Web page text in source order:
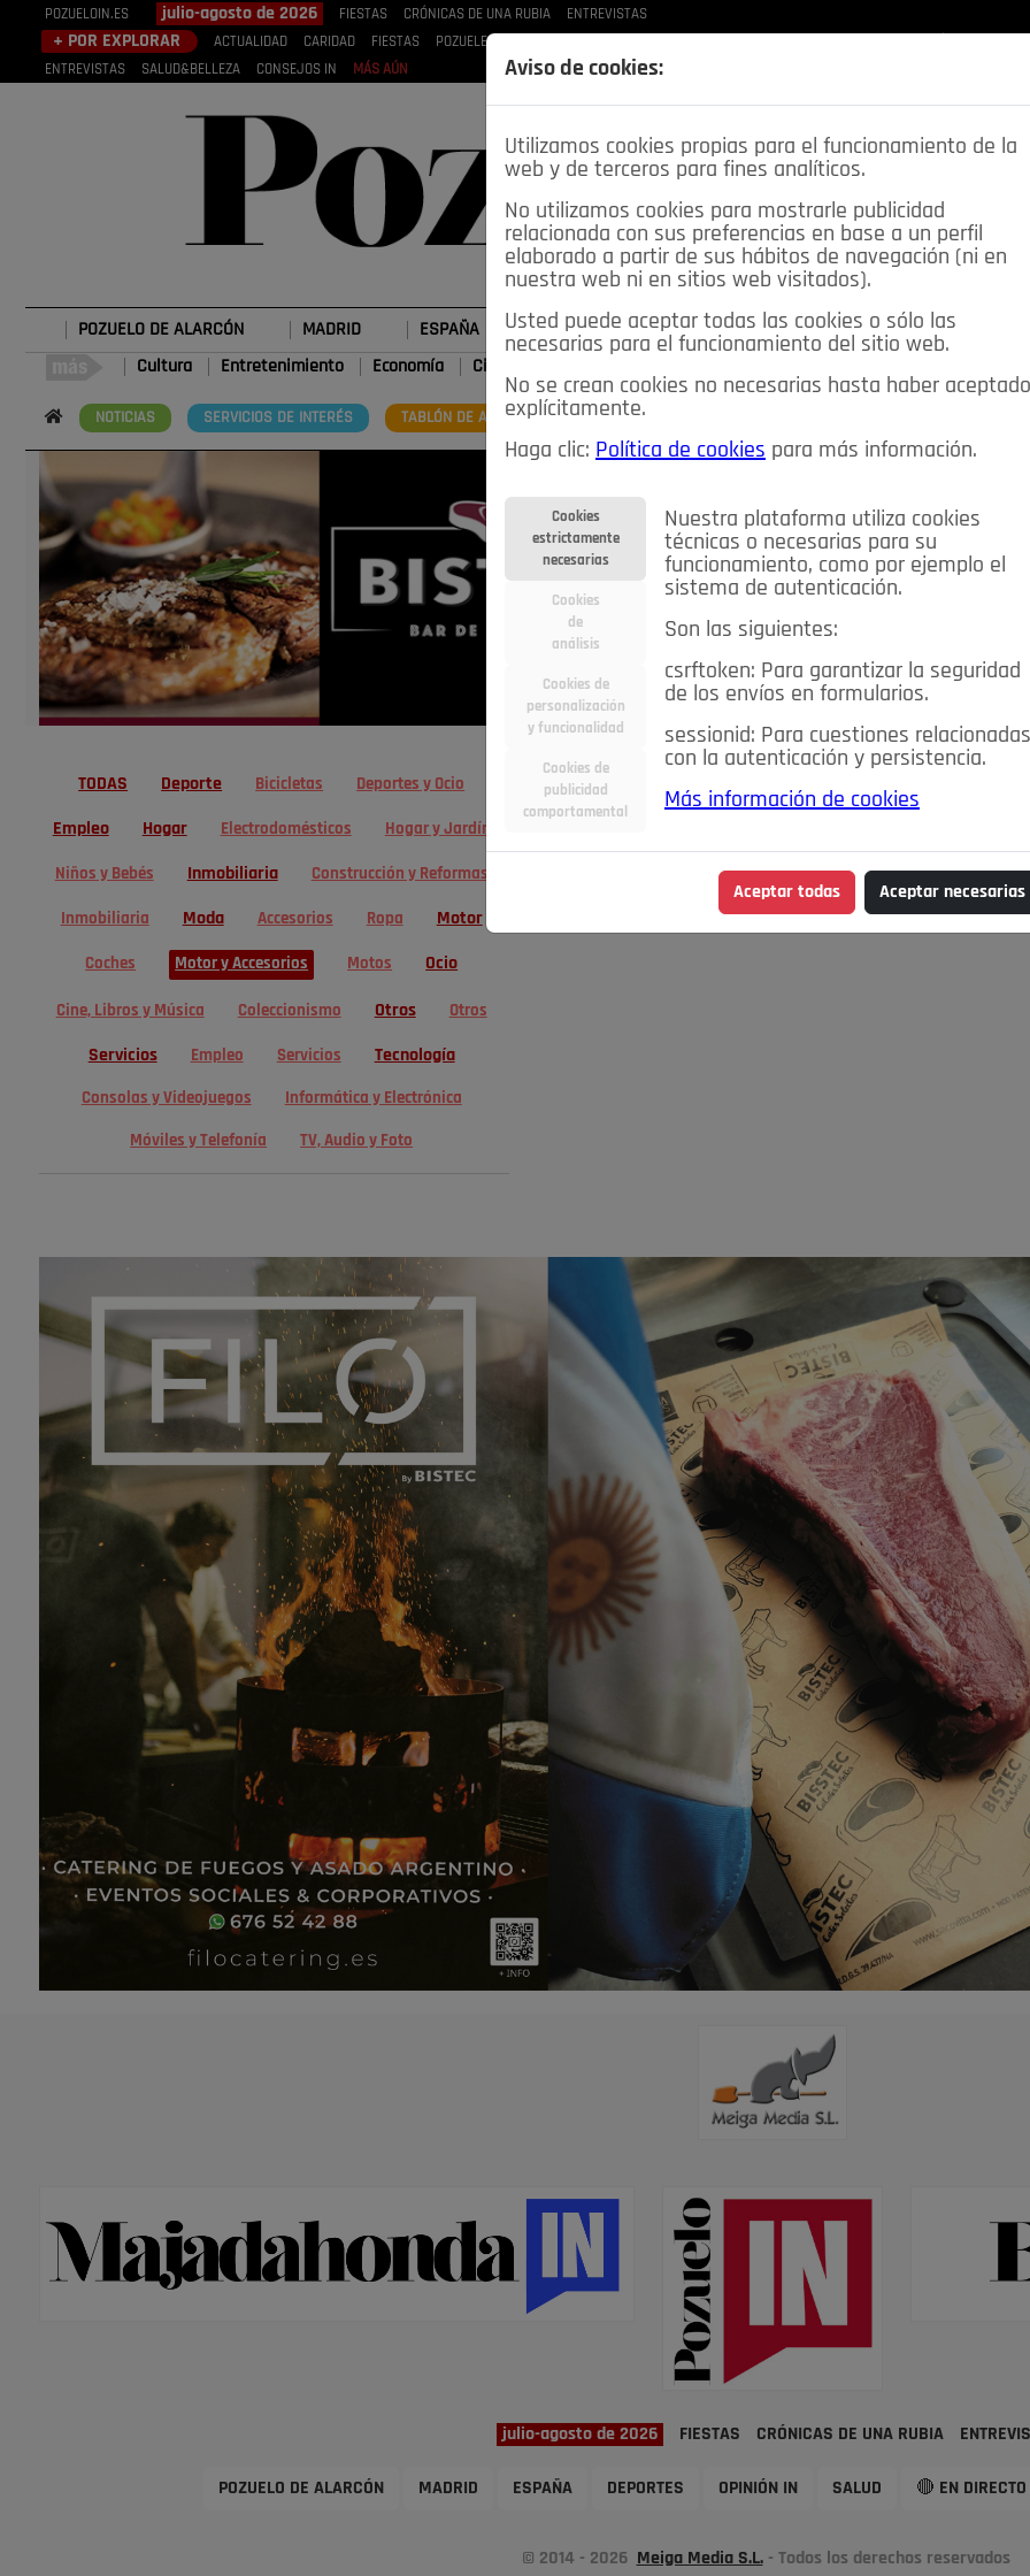
POZUELOIN.ES julio-agosto de 2026 FIESTAS CRÓNICAS DE UNA RUBIA ENTREVISTAS
+ POR EXPLORAR ACTUALIDAD CARIDAD FIESTAS POZUELEROS
ENTREVISTAS
SALUD&BELLEZA CONSEJOS IN MÁS AÚN
POZUELO DE ALARCÓN MADRID ESPAÑA DEPORTES OPINIÓN IN SALUD 🔴 EN DIRECTO
Cultura Entretenimiento Economía Ciencia&Tecnología
NOTICIAS SERVICIOS DE INTERÉS TABLÓN DE ANUNCIOS MIS ANUNCIOS
TODAS Deporte Bicicletas Deportes y Ocio
Empleo Hogar Electrodomésticos Hogar y Jardín
Niños y Bebés Inmobiliaria Construcción y Reformas
Inmobiliaria Moda Accesorios Ropa Motor
Coches Motor y Accesorios Motos Ocio
Cine, Libros y Música Coleccionismo Otros Otros
Servicios Empleo Servicios Tecnología
Consolas y Videojuegos Informática y Electrónica
Móviles y Telefonía TV, Audio y Foto
Aviso de cookies:
Utilizamos cookies propias para el funcionamiento de la
web y de terceros para fines analíticos.
No utilizamos cookies para mostrarle publicidad
relacionada con sus preferencias en base a un perfil
elaborado a partir de sus hábitos de navegación (ni en
nuestra web ni en sitios web visitados).
Usted puede aceptar todas las cookies o sólo las
necesarias para el funcionamiento del sitio web.
No se crean cookies no necesarias hasta haber aceptado
explícitamente.
Haga clic: Política de cookies para más información.
Cookies
estrictamente
necesarias
Cookies
de
análisis
Cookies de
personalización
y funcionalidad
Cookies de
publicidad
comportamental
Nuestra plataforma utiliza cookies
técnicas o necesarias para su
funcionamiento, como por ejemplo el
sistema de autenticación.
Son las siguientes:
csrftoken: Para garantizar la seguridad
de los envíos en formularios.
sessionid: Para cuestiones relacionadas
con la autenticación y persistencia.
Más información de cookies
Aceptar todas Aceptar necesarias
julio-agosto de 2026 FIESTAS CRÓNICAS DE UNA RUBIA
POZUELO DE ALARCÓN MADRID ESPAÑA DEPORTES OPINIÓN IN SALUD 🔴 EN DIRECTO
© 2014 - 2026 Meiga Media S.L.- Todos los derechos reservados